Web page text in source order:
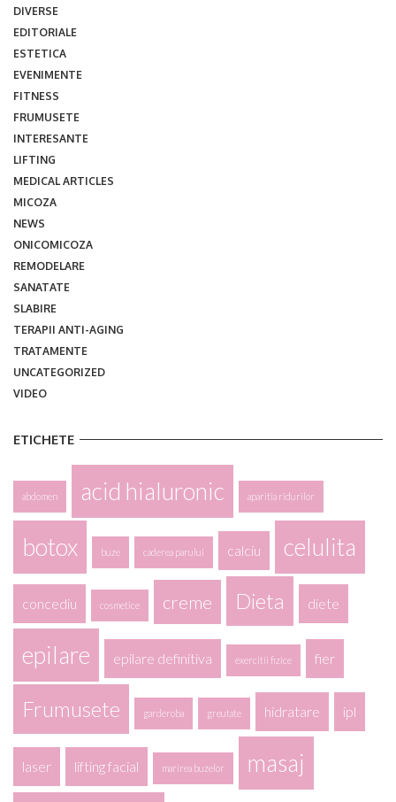
DIVERSE
EDITORIALE
ESTETICA
EVENIMENTE
FITNESS
FRUMUSETE
INTERESANTE
LIFTING
MEDICAL ARTICLES
MICOZA
NEWS
ONICOMICOZA
REMODELARE
SANATATE
SLABIRE
TERAPII ANTI-AGING
TRATAMENTE
UNCATEGORIZED
VIDEO
ETICHETE
abdomen acid hialuronic aparitia ridurilor
botox buze caderea parului calciu celulita
concediu cosmetice creme Dieta diete
epilare epilare definitiva exercitii fizice fier
Frumusete garderoba greutate hidratare ipl
laser lifting facial marirea buzelor masaj